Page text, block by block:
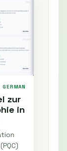
GERMAN
zur
in